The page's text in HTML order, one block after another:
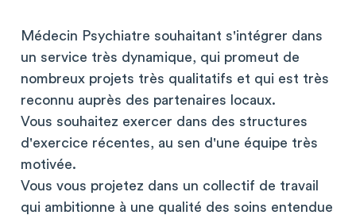
Médecin Psychiatre souhaitant s'intégrer dans
un service très dynamique, qui promeut de
nombreux projets très qualitatifs et qui est très
reconnu auprès des partenaires locaux.
Vous souhaitez exercer dans des structures
d'exercice récentes, au sen d'une équipe très
motivée.
Vous vous projetez dans un collectif de travail
qui ambitionne à une qualité des soins entendue